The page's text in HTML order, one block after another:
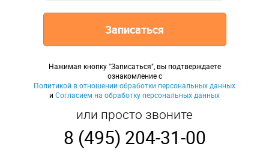
Записаться
Нажимая кнопку "Записаться", вы подтверждаете
ознакомление с
Политикой в отношении обработки персональных данных
и Согласием на обработку персональных данных
или просто звоните
8 (495) 204-31-00